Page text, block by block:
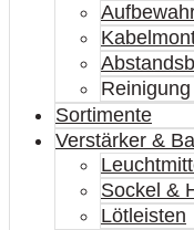
Sortimente
Verstärker &
Sockel &
Lötleisten